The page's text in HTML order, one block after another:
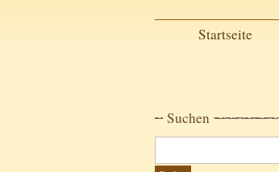
Startseite
Suchen